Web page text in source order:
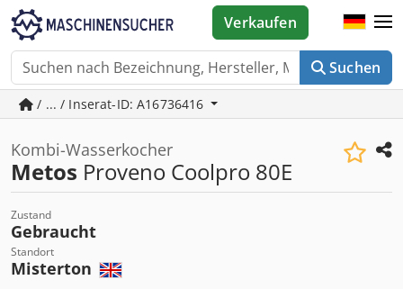
Suchen
Verkaufen
/ ... / Inserat-ID: A16736416
Kombi-Wasserkocher
Metos Proveno Coolpro 80E
Zustand
Gebraucht
Standort
Misterton